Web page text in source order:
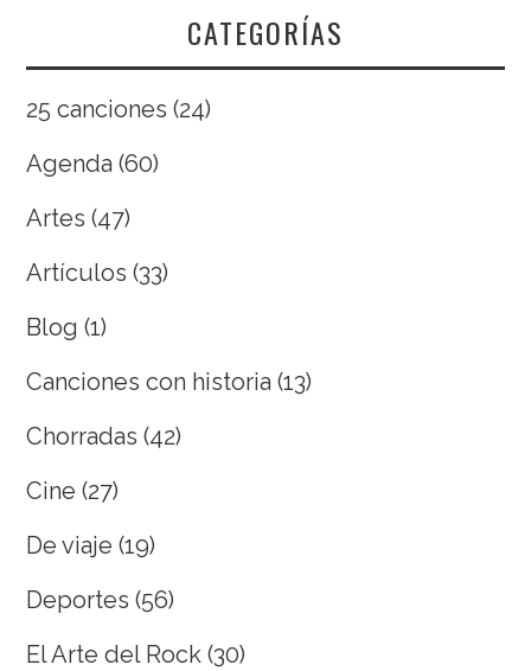
CATEGORÍAS
25 canciones (24)
Agenda (60)
Artes (47)
Artículos (33)
Blog (1)
Canciones con historia (13)
Chorradas (42)
Cine (27)
De viaje (19)
Deportes (56)
El Arte del Rock (30)